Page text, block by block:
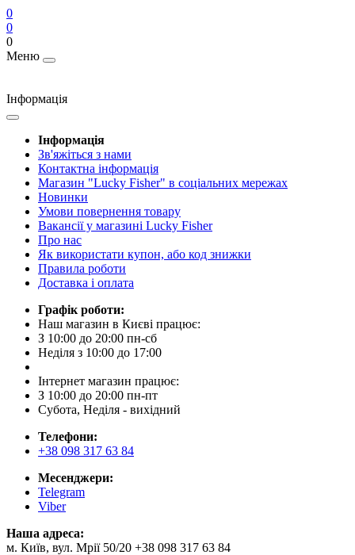
0
0
0
Меню
Інформація
Інформація
Зв'яжіться з нами
Контактна інформація
Магазин "Lucky Fisher" в соціальних мережах
Новинки
Умови повернення товару
Вакансії у магазині Lucky Fisher
Про нас
Як використати купон, або код знижки
Правила роботи
Доставка і оплата
Графік роботи:
Наш магазин в Києві працює:
З 10:00 до 20:00 пн-сб
Неділя з 10:00 до 17:00
Інтернет магазин працює:
З 10:00 до 20:00 пн-пт
Субота, Неділя - вихідний
Телефони:
+38 098 317 63 84
Месенджери:
Telegram
Viber
Наша адреса:
м. Київ, вул. Мрії 50/20 +38 098 317 63 84